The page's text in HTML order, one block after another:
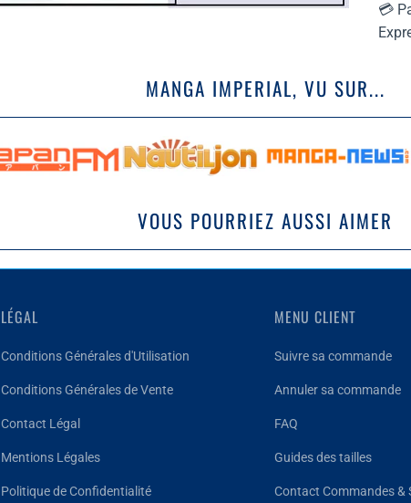
💳
MANGA IMPERIAL, VU SUR...
VOUS POURRIEZ AUSSI AIMER
LÉGAL
Conditions Générales d'Utilisation
Conditions Générales de Vente
Contact Légal
Mentions Légales
Politique de Confidentialité
MENU CLIENT
Suivre sa commande
Annuler sa commande
FAQ
Guides des tailles
Contact Commandes &